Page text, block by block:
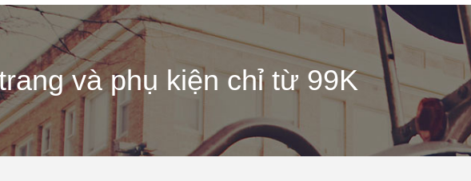
và phụ kiện chỉ từ 99K